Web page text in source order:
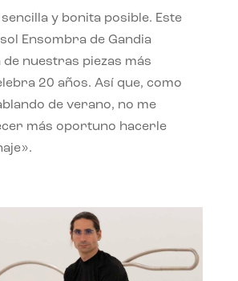
y bonita posible. Este
Ensombra de Gandia
de nuestras piezas más
20 años. Así que, como
de verano, no me
más oportuno hacerle